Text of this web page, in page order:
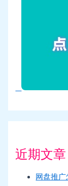
近期文章
网盘推